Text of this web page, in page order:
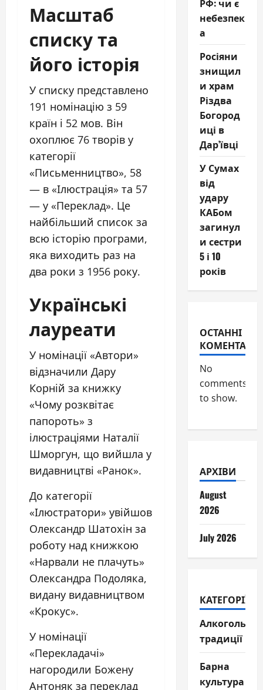
Масштаб
списку та
його історія
У списку представлено
191 номінацію з 59
країн і 52 мов. Він
охоплює 76 творів у
категорії
«Письменництво», 58
— в «Ілюстрація» та 57
— у «Переклад». Це
найбільший список за
всю історію програми,
яка виходить раз на
два роки з 1956 року.
Українські
лауреати
У номінації «Автори»
відзначили Дару
Корній за книжку
«Чому розквітає
папороть» з
ілюстраціями Наталії
Шморгун, що вийшла у
видавництві «Ранок».
До категорії
«Ілюстратори» увійшов
Олександр Шатохін за
роботу над книжкою
«Нарвали не плачуть»
Олександра Подоляка,
видану видавництвом
«Крокус».
У номінації
«Перекладачі»
нагородили Божену
Антоняк за переклад
РФ: чи є
небезпек
а
Росіяни
знищил
и храм
Різдва
Богород
иці в
Дар’ївці
У Сумах
від
удару
КАБом
загинул
и сестри
5 і 10
років
ОСТАННІ
КОМЕНТАРІ
No
comments
to show.
АРХІВИ
August
2026
July 2026
КАТЕГОРІЇ
Алкогольні
традиції
Барна
культура